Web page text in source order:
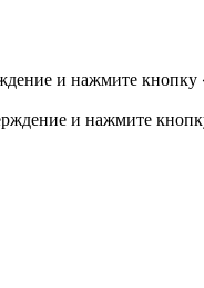
и нажмите кнопку
и нажмите